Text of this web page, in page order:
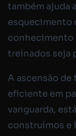
também ajuda
esquecimento
conhecimento
treinados seja
A ascensão
eficiente em
vanguarda,
construímos e